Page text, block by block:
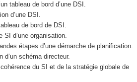
tableau de bord d’une DSI.
d’une DSI.
de bord de DSI.
SI d’une organisation.
étapes d’une démarche de planification.
d’un schéma directeur.
du SI et de la stratégie globale de